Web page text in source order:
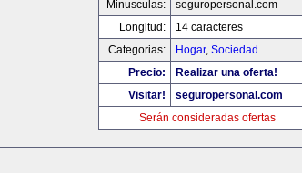
Minusculas:
seguropersonal.com
Longitud:
14 caracteres
Categorias:
Hogar, Sociedad
Precio:
Realizar una oferta!
Visitar!
seguropersonal.com
Serán consideradas ofertas